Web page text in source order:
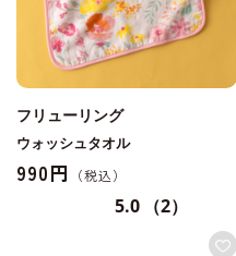
フリューリング
ウォッシュタオル
990円
5.0 （2）